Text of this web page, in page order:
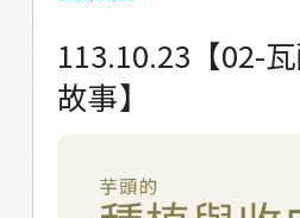
在七、八月的收穫祭時經
drangadrangalj：說可以
頭非常大，但並不算上品
113.10.23【02-
故事】